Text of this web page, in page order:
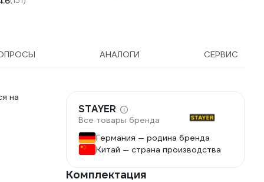
АНАЛОГИ СЕРВИС
на
STAYER
Все товары бренда
Германия — родина бренда
Китай — страна производства
Комплектация